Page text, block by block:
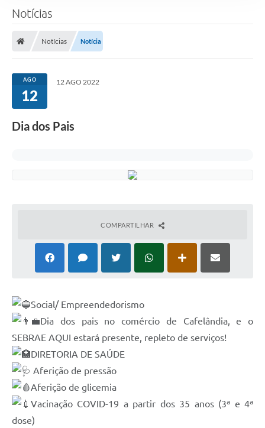
Notícias
Notícias Notícia
AGO
12
12 AGO 2022
Dia dos Pais
COMPARTILHAR
Social/ Empreendedorismo
Dia dos pais no comércio de Cafelândia, e o
SEBRAE AQUI estará presente, repleto de serviços!
DIRETORIA DE SAÚDE
Aferição de pressão
Aferição de glicemia
Vacinação COVID-19 a partir dos 35 anos (3ª e 4ª
dose)